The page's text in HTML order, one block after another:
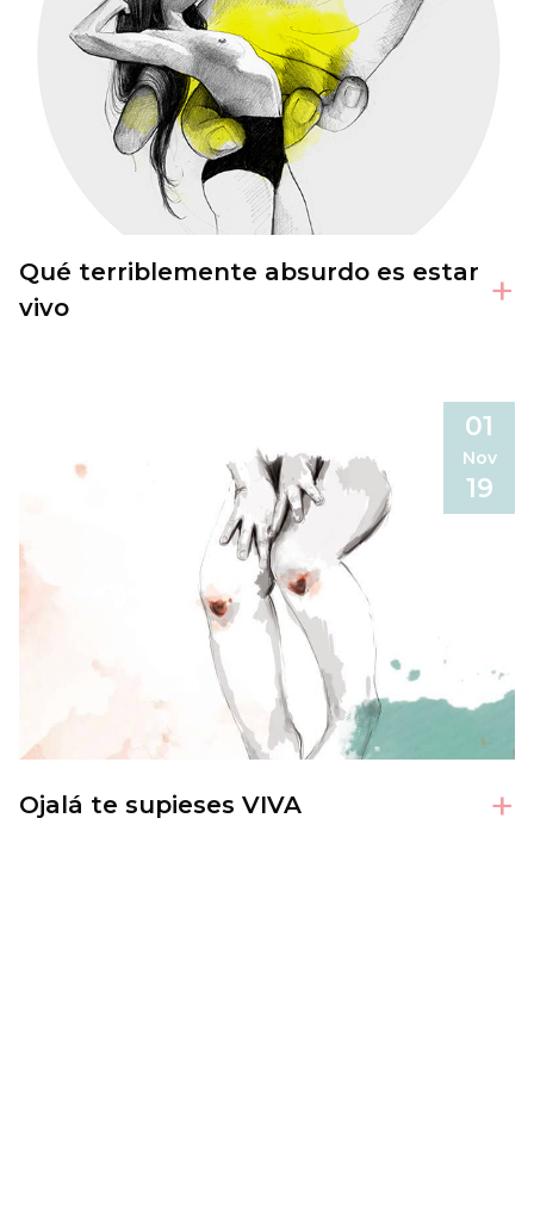
Qué terriblemente absurdo es estar
vivo
+
01
Nov
19
Ojalá te supieses VIVA +